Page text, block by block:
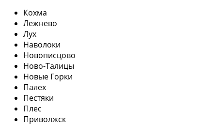
Кохма
Лежнево
Лух
Наволоки
Новописцово
Ново-Талицы
Новые Горки
Палех
Пестяки
Плес
Приволжск